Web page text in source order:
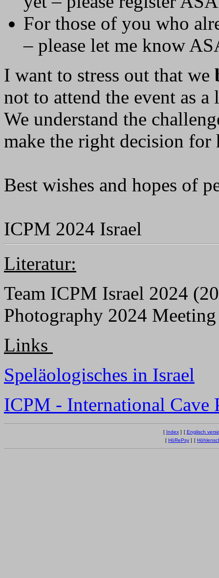
For those of you who
– please let me know
I want to stress out that we
not to attend the event as
We understand the
make the right decision for
Best wishes and hopes of
ICPM 2024 Israel
Literatur:
Team ICPM Israel 2024
Photography 2024
Links
Speläologisches in Israel
ICPM - International Cave
[ Index] [ Englisch
[ HöRePsy ] [